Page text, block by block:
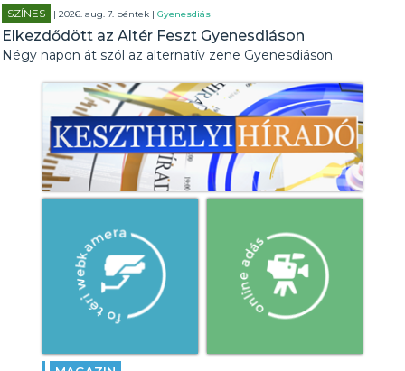
SZÍNES | 2026. aug. 7. péntek |Gyenesdiás
Elkezdődött az Altér Feszt Gyenesdiáson
Négy napon át szól az alternatív zene Gyenesdiáson.